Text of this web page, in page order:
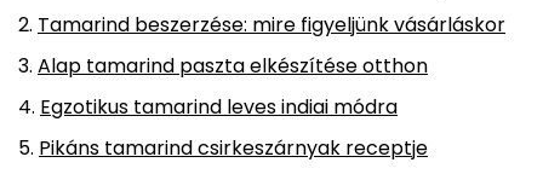
Tamarind beszerzése: mire figyeljünk vásárláskor
Alap tamarind paszta elkészítése otthon
Egzotikus tamarind leves indiai módra
Pikáns tamarind csirkeszárnyak receptje